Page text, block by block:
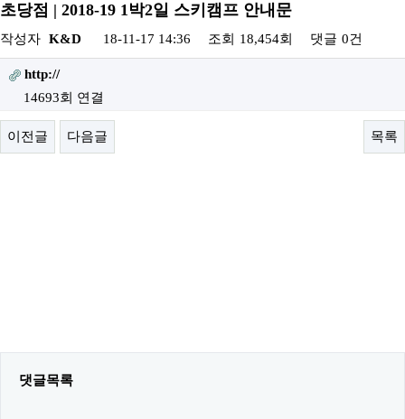
초당점 | 2018-19 1박2일 스키캠프 안내문
작성자 K&D 18-11-17 14:36 조회 18,454회 댓글 0건
http://
14693회 연결
이전글 다음글 목록
댓글목록